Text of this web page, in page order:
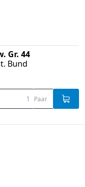
Gr. 44
Bund
Paar